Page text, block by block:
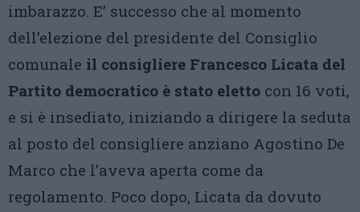
imbarazzo. E’ successo che al momento
dell’elezione del presidente del Consiglio
comunale il consigliere Francesco Licata del
Partito democratico è stato eletto con 16 voti,
e si è insediato, iniziando a dirigere la seduta
al posto del consigliere anziano Agostino De
Marco che l’aveva aperta come da
regolamento. Poco dopo, Licata da dovuto